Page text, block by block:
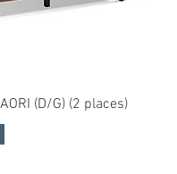
(D/G) (2 places)